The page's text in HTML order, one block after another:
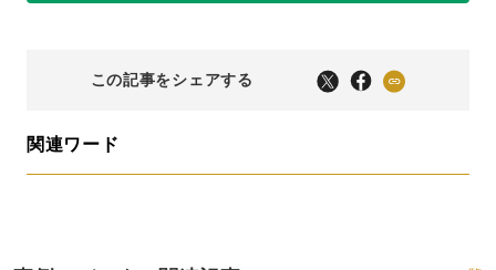
この記事をシェアする
関連ワード